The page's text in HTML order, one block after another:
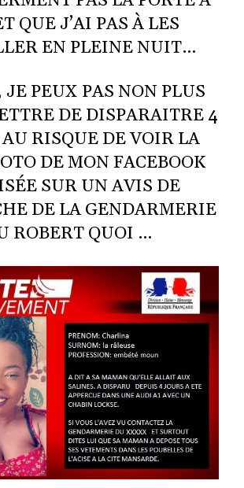
QUE J’AI PAS À LES
EN PLEINE NUIT…
JE PEUX PAS NON PLUS
DE DISPARAITRE 4
RISQUE DE VOIR LA
DE MON FACEBOOK
SUR UN AVIS DE
DE LA GENDARMERIE
ROBERT QUOI …